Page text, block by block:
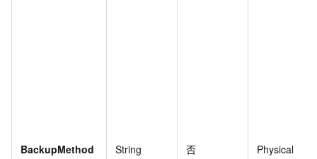
BackupMethod String 否 Physical